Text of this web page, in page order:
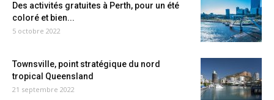
Des activités gratuites à Perth, pour un été
coloré et bien...
5 octobre 2022
Townsville, point stratégique du nord
tropical Queensland
21 septembre 2022